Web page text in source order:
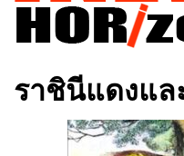
INEWHORIZON
ราชินีแดงแล